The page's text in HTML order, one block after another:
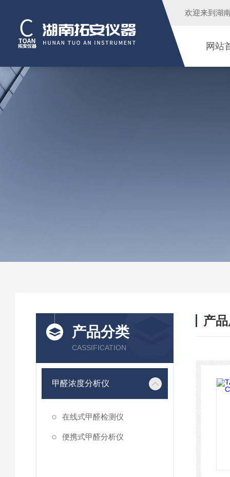
欢迎来到 湖
网站
产品分类
CASSIFICATION
甲醛浓度分析仪
在线式甲醛检测仪
便携式甲醛分析仪
产